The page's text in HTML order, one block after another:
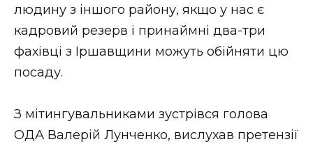
людину з іншого району, якщо у нас є
кадровий резерв і принаймні два-три
фахівці з Іршавщини можуть обійняти цю
посаду.
З мітингувальниками зустрівся голова
ОДА Валерій Лунченко, вислухав претензії